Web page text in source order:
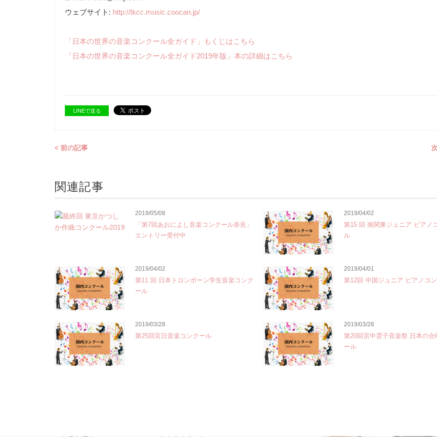
ウェブサイト: http://tkcc.music.coocan.jp/
「日本の世界の音楽コンクール全ガイド」もくじはこちら
「日本の世界の音楽コンクール全ガイド2019年版」本の詳細はこちら
LINEで送る
< 前の記事
関連記事
2019/05/08
「第7回あおによし音楽コンクール奈良」
エントリー受付中
2019/04/02
第15 回 南関東ジュニア ピアノ
ル
2019/04/02
第11 回 日本トロンボーン学生音楽コンク
ール
2019/04/01
第12回 中国ジュニア ピアノコ
2019/03/28
第25回宮日音楽コンクール
2019/03/28
第20回宮中雲子音楽祭 日本の合
ール